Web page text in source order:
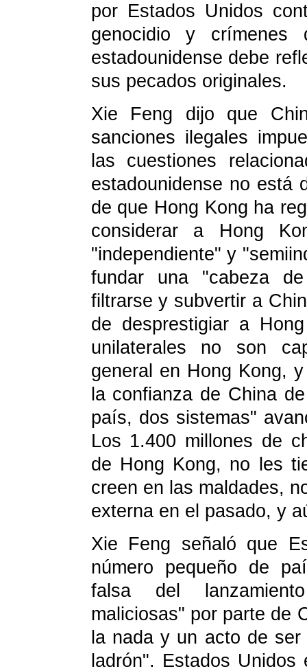
por Estados Unidos
genocidio y crímenes
estadounidense debe
sus pecados originales.
Xie Feng dijo que
sanciones ilegales
las cuestiones
estadounidense no está
de que Hong Kong ha
considerar a Hong
"independiente" y
fundar una "cabeza
filtrarse y subvertir a
de desprestigiar a
unilaterales no son
general en Hong Kong,
la confianza de China
país, dos sistemas"
Los 1.400 millones de
de Hong Kong, no les
creen en las maldades,
externa en el pasado, y
Xie Feng señaló que
número pequeño de
falsa del
maliciosas" por parte de
la nada y un acto de
ladrón". Estados